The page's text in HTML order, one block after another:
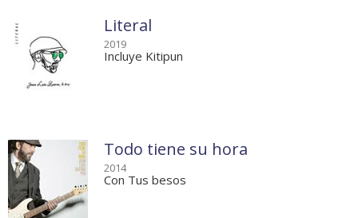
Literal
2019
Incluye Kitipun
Todo tiene su hora
2014
Con Tus besos